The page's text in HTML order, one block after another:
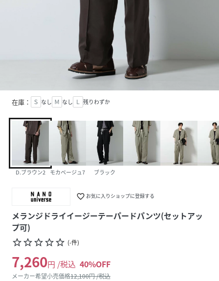
在庫： Ｓ なし Ｍ なし Ｌ 残りわずか
D.ブラウン2 モカベージュ7 ブラック
favorite_border お気に入りショップに登録する
メランジドライイージーテーパードパンツ(セットアッ
プ可)
star_borderstar_borderstar_borderstar_borderstar_border (-件)
7,260円 /税込 40%OFF
メーカー希望小売価格12,100円 /税込